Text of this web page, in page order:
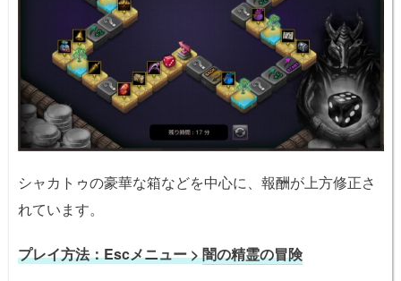
シャカトゥの豪華な箱などを中心に、報酬が上方修正さ
れています。
プレイ方法：Escメニュー >闇の精霊の冒険